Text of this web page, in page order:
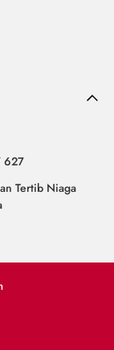
627
Tertib Niaga